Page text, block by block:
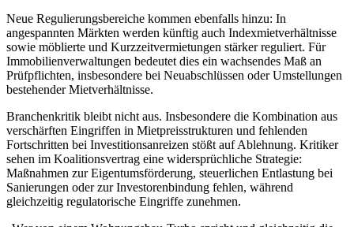
Neue Regulierungsbereiche kommen ebenfalls hinzu: In
angespannten Märkten werden künftig auch Indexmietverhältnisse
sowie möblierte und Kurzzeitvermietungen stärker reguliert. Für
Immobilienverwaltungen bedeutet dies ein wachsendes Maß an
Prüfpflichten, insbesondere bei Neuabschlüssen oder Umstellungen
bestehender Mietverhältnisse.
Branchenkritik bleibt nicht aus. Insbesondere die Kombination aus
verschärften Eingriffen in Mietpreisstrukturen und fehlenden
Fortschritten bei Investitionsanreizen stößt auf Ablehnung. Kritiker
sehen im Koalitionsvertrag eine widersprüchliche Strategie:
Maßnahmen zur Eigentumsförderung, steuerlichen Entlastung bei
Sanierungen oder zur Investorenbindung fehlen, während
gleichzeitig regulatorische Eingriffe zunehmen.